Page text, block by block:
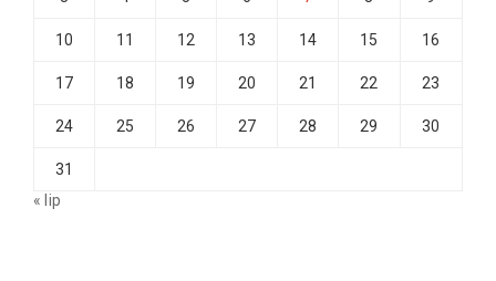
10 11 12 13 14 15 16
17 18 19 20 21 22 23
24 25 26 27 28 29 30
31
« lip